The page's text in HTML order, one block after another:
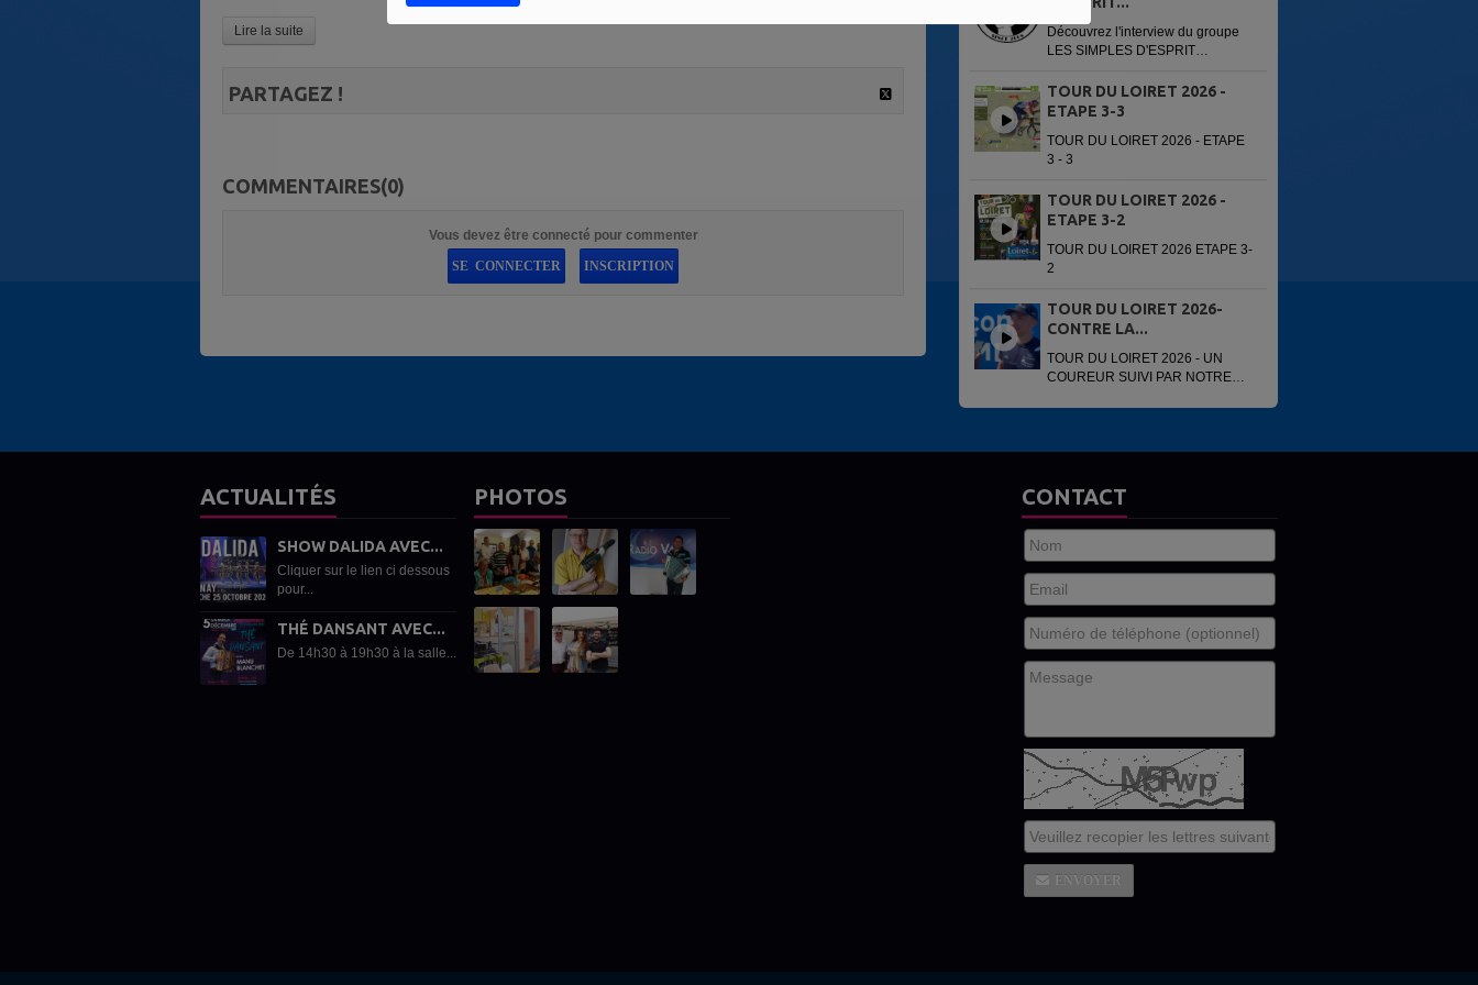
Lire la suite
PARTAGEZ !
COMMENTAIRES(0)
Vous devez être connecté pour commenter
SE CONNECTER
INSCRIPTION
Découvrez l'interview du groupe
LES SIMPLES D'ESPRIT
13 juin 2026 à la 6e édition du
Festi'Alliance. Interview réalisée
TOUR DU LOIRET 2026 -
ETAPE 3-3
TOUR DU LOIRET 2026 - ETAPE
3 - 3
TOUR DU LOIRET 2026 -
ETAPE 3-2
TOUR DU LOIRET 2026 ETAPE 3-
2
TOUR DU LOIRET 2026-
CONTRE LA...
TOUR DU LOIRET 2026 - UN
COUREUR SUIVI PAR NOTRE
ACTUALITÉS
SHOW DALIDA AVEC...
Cliquer sur le lien ci dessous
pour...
THÉ DANSANT AVEC...
De 14h30 à 19h30 à la salle...
PHOTOS CONTACT
ENVOYER